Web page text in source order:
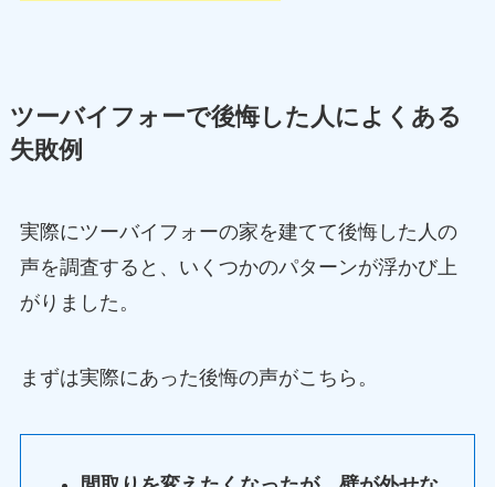
ツーバイフォーで後悔した人によくある
失敗例
実際にツーバイフォーの家を建てて後悔した人の
声を調査すると、いくつかのパターンが浮かび上
がりました。
まずは実際にあった後悔の声がこちら。